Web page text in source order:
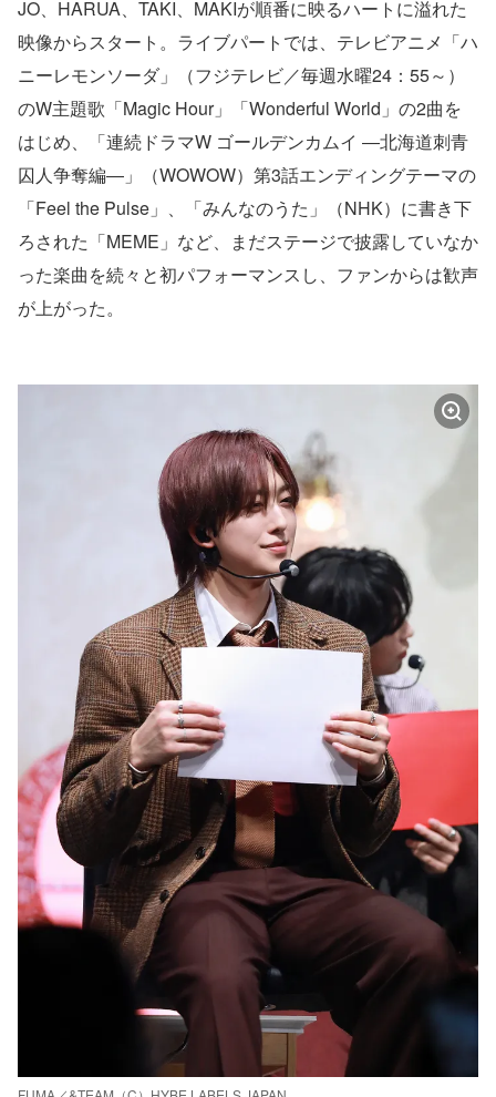
JO、HARUA、TAKI、MAKIが順番に映るハートに溢れた
映像からスタート。ライブパートでは、テレビアニメ「ハ
ニーレモンソーダ」（フジテレビ／毎週水曜24：55～）
のW主題歌「Magic Hour」「Wonderful World」の2曲を
はじめ、「連続ドラマW ゴールデンカムイ ―北海道刺青
囚人争奪編―」（WOWOW）第3話エンディングテーマの
「Feel the Pulse」、「みんなのうた」（NHK）に書き下
ろされた「MEME」など、まだステージで披露していなか
った楽曲を続々と初パフォーマンスし、ファンからは歓声
が上がった。